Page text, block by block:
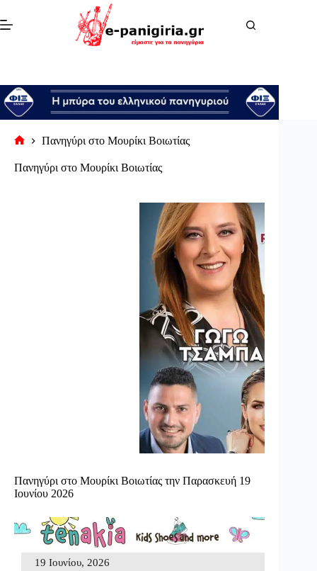
στο
περιεχόμενο
σελίδα
Πανηγύρι στο Μουρίκι Βοιωτίας
Πανηγύρι στο Μουρίκι Βοιωτίας
Πανηγύρι στο Μουρίκι Βοιωτίας την Παρασκευή 19
Ιουνίου 2026
19 Ιουνίου, 2026